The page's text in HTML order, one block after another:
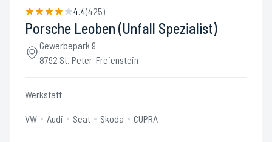
4.4(425)
Porsche Leoben (Unfall Spezialist)
Gewerbepark 9
8792 St. Peter-Freienstein
Werkstatt
VW Audi Seat Skoda CUPRA